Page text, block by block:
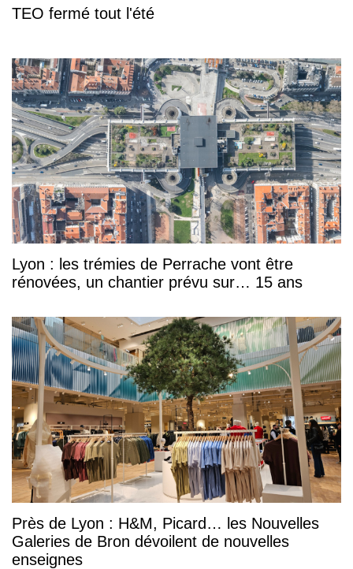
TEO fermé tout l'été
Lyon : les trémies de Perrache vont être
rénovées, un chantier prévu sur… 15 ans
Près de Lyon : H&M, Picard… les Nouvelles
Galeries de Bron dévoilent de nouvelles
enseignes